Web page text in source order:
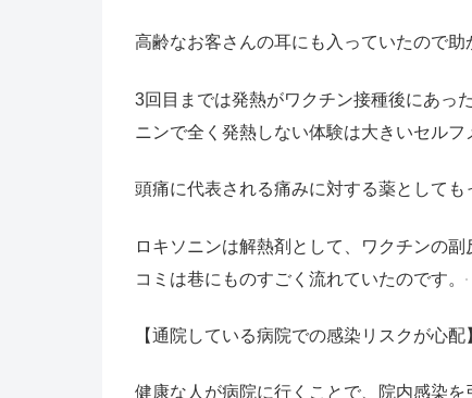
高齢なお客さんの耳にも入っていたので助
3回目までは発熱がワクチン接種後にあっ
ニンで全く発熱しない体験は大きいセルフ
頭痛に代表される痛みに対する薬としても
ロキソニンは解熱剤として、ワクチンの
コミは巷にものすごく流れていたのです。
【通院している病院での感染リスクが心配
健康な人が病院に行くことで、院内感染